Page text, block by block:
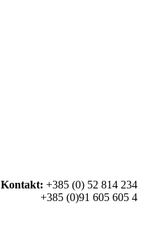
Kontakt: +385 (0) 52 814 234
+385 (0)91 605 605 4